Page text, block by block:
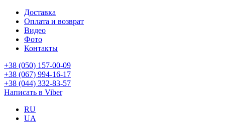
Доставка
Оплата и возврат
Видео
Фото
Контакты
+38 (050) 157-00-09
+38 (067) 994-16-17
+38 (044) 332-83-57
Написать в Viber
RU
UA